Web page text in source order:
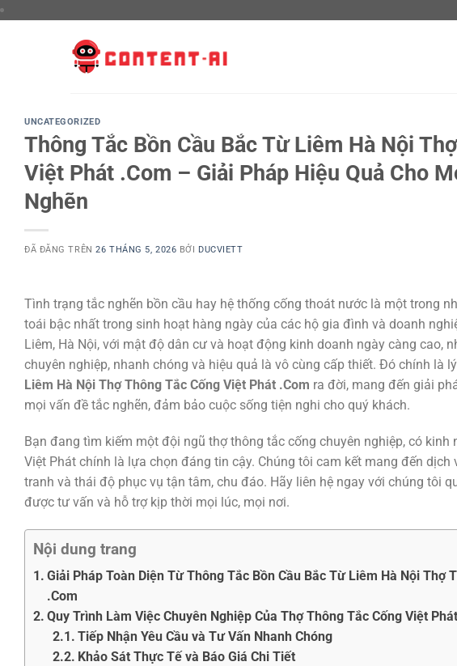
UNCATEGORIZED
Thông Tắc Bồn Cầu Bắc Từ Liêm Hà Nội
Việt Phát .Com – Giải Pháp Hiệu Quả Cho
Nghẽn
ĐÃ ĐĂNG TRÊN26 THÁNG 5, 2026 BỞI DUCVIETT
Tình trạng tắc nghẽn bồn cầu hay hệ thống cống thoát nước là một trong
toái bậc nhất trong sinh hoạt hàng ngày của các hộ gia đình và doanh
Liêm, Hà Nội, với mật độ dân cư và hoạt động kinh doanh ngày càng cao,
chuyên nghiệp, nhanh chóng và hiệu quả là vô cùng cấp thiết. Đó chính là
Liêm Hà Nội Thợ Thông Tắc Cống Việt Phát .Com ra đời, mang đến giải
mọi vấn đề tắc nghẽn, đảm bảo cuộc sống tiện nghi cho quý khách.
Bạn đang tìm kiếm một đội ngũ thợ thông tắc cống chuyên nghiệp, có kinh
Việt Phát chính là lựa chọn đáng tin cậy. Chúng tôi cam kết mang đến dịch
tranh và thái độ phục vụ tận tâm, chu đáo. Hãy liên hệ ngay với chúng tôi
được tư vấn và hỗ trợ kịp thời mọi lúc, mọi nơi.
Nội dung trang
Giải Pháp Toàn Diện Từ Thông Tắc Bồn Cầu Bắc Từ Liêm Hà Nội Thợ
.Com
Quy Trình Làm Việc Chuyên Nghiệp Của Thợ Thông Tắc Cống Việt Phát
Tiếp Nhận Yêu Cầu và Tư Vấn Nhanh Chóng
Khảo Sát Thực Tế và Báo Giá Chi Tiết